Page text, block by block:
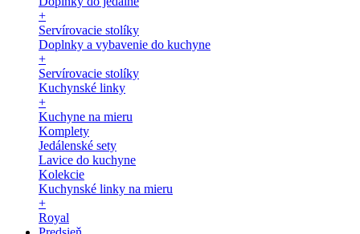
+
Servírovacie stolíky
Doplnky a vybavenie do kuchyne
+
Servírovacie stolíky
Kuchynské linky
+
Kuchyne na mieru
Komplety
Jedálenské sety
Lavice do kuchyne
Kolekcie
Kuchynské linky na mieru
+
Royal